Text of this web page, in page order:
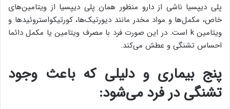
پلی دیپسیا ناشی از دارو منظور همان پلی دیپسیا از ویتامین‌های
خاص، مکمل‌ها و مواد مخدر مانند دیورتیک‌ها، کورتیکواستروئیدها و
ویتامین k است. در این صورت فرد با مصرف ویتامین یا مکمل دائما
احساس تشنگی و عطش می‌کند.
پنج بیماری و دلیلی که باعث وجود
تشنگی در فرد می‌شود: